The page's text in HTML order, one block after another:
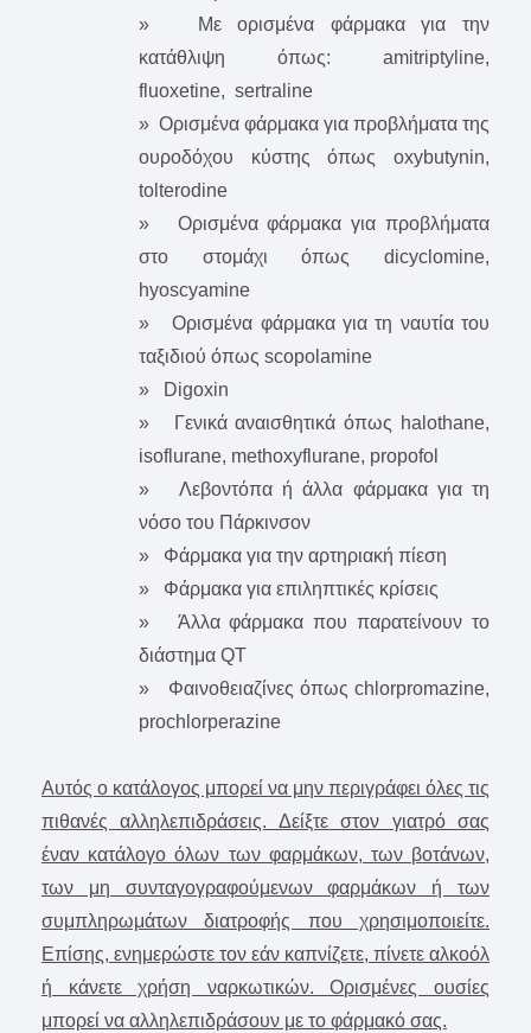
» Με ορισμένα φάρμακα για την
κατάθλιψη όπως: amitriptyline,
fluoxetine, sertraline
» Ορισμένα φάρμακα για προβλήματα της
ουροδόχου κύστης όπως oxybutynin,
tolterodine
» Ορισμένα φάρμακα για προβλήματα
στο στομάχι όπως dicyclomine,
hyoscyamine
» Ορισμένα φάρμακα για τη ναυτία του
ταξιδιού όπως scopolamine
» Digoxin
» Γενικά αναισθητικά όπως halothane,
isoflurane, methoxyflurane, propofol
» Λεβοντόπα ή άλλα φάρμακα για τη
νόσο του Πάρκινσον
» Φάρμακα για την αρτηριακή πίεση
» Φάρμακα για επιληπτικές κρίσεις
» Άλλα φάρμακα που παρατείνουν το
διάστημα QT
» Φαινοθειαζίνες όπως chlorpromazine,
prochlorperazine
Αυτός ο κατάλογος μπορεί να μην περιγράφει όλες τις
πιθανές αλληλεπιδράσεις. Δείξτε στον γιατρό σας
έναν κατάλογο όλων των φαρμάκων, των βοτάνων,
των μη συνταγογραφούμενων φαρμάκων ή των
συμπληρωμάτων διατροφής που χρησιμοποιείτε.
Επίσης, ενημερώστε τον εάν καπνίζετε, πίνετε αλκοόλ
ή κάνετε χρήση ναρκωτικών. Ορισμένες ουσίες
μπορεί να αλληλεπιδράσουν με το φάρμακό σας.